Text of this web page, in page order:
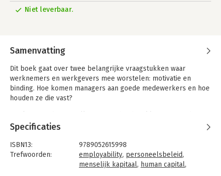
Niet leverbaar.
Samenvatting
Dit boek gaat over twee belangrijke vraagstukken waar
werknemers en werkgevers mee worstelen: motivatie en
binding. Hoe komen managers aan goede medewerkers en hoe
houden ze die vast?
te maken, maar benaderen hun medewerkers nog te veel als
een homogene groep. Vanuit de behoefte aan een werkelijke
dialoog tussen medewerkers en organisaties en geïnspireerd
door inzichten uit de marketing en de psychologie, ontwierpen
de schrijvers van dit boek een nieuwe typologie voor
Specificaties
ISBN13:
9789052615998
Trefwoorden:
employability, personeelsbeleid,
menselijk kapitaal, human capital,